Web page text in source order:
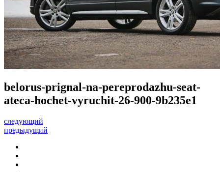
belorus-prignal-na-pereprodazhu-seat-
ateca-hochet-vyruchit-26-900-9b235e1
следующий
предыдущий